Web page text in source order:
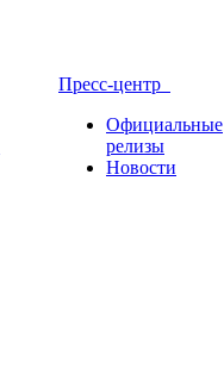
Пресс-центр
Официальные
релизы
Новости